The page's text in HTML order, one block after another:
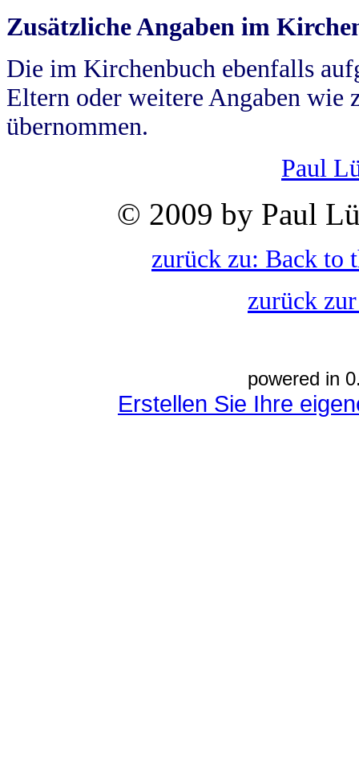
Zusätzliche Angaben im
Die im Kirchenbuch ebenfalls
Eltern oder weitere Angaben wie
übernommen.
Paul
© 2009 by Paul
zurück zu: Back to
zurück
powered in
Erstellen Sie Ihre